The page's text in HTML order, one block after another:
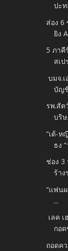
ปะ
ส่อง 6
ยิง
5 ภา
สเป
บมจ.
บัญ
รพ.สัต
บริษ
“เต้-ห
ธง “
ช่อง 3
ร้าง
“แฟน
...
เลค
กอ
ถอดค